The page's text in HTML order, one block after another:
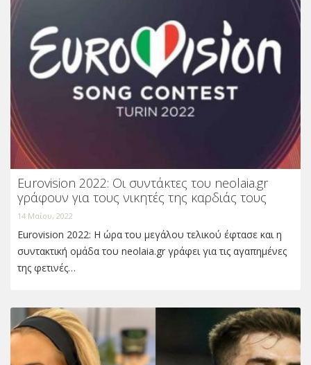
Eurovision 2022: Οι συντάκτες του neolaia.gr
γράφουν για τους νικητές της καρδιάς τους
14 Μαΐου, 2022
Eurovision 2022: Η ώρα του μεγάλου τελικού έφτασε και η
συντακτική ομάδα του neolaia.gr γράφει για τις αγαπημένες
της φετινές…